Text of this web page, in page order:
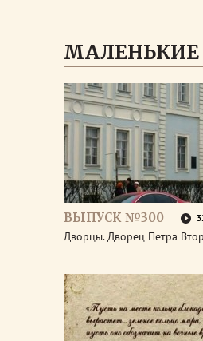
МАЛЕНЬКИЕ
ВЫПУСК №300
Дворцы. Дворец Петра